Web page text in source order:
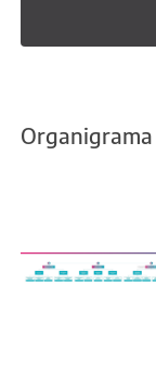
Organigrama